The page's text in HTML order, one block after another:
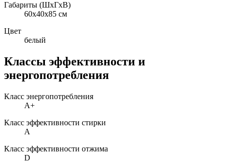
Габариты (ШxГxВ)
60x40x85 см
Цвет
белый
Классы эффективности и
энергопотребления
Класс энергопотребления
A+
Класс эффективности стирки
A
Класс эффективности отжима
D